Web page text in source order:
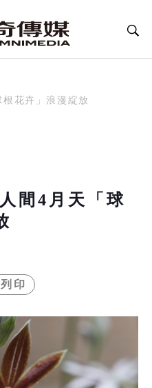
花卉」浪漫綻放
間4月天「球
列印